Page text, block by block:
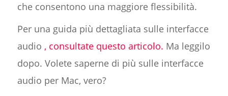
che consentono una maggiore flessibilità.
Per una guida più dettagliata sulle interfacce
audio , consultate questo articolo. Ma leggilo
dopo. Volete saperne di più sulle interfacce
audio per Mac, vero?